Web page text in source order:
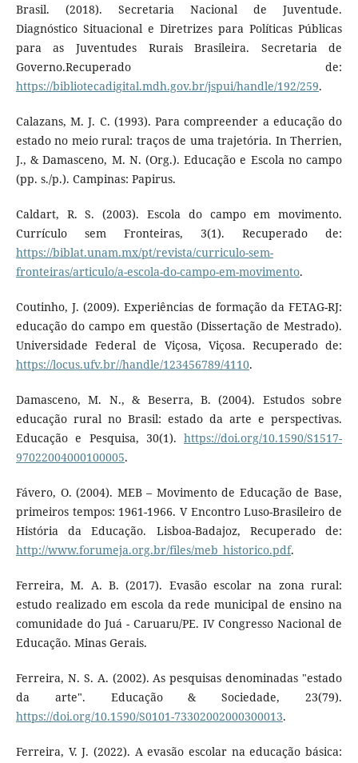
Brasil. (2018). Secretaria Nacional de Juventude.
Diagnóstico Situacional e Diretrizes para Políticas Públicas
para as Juventudes Rurais Brasileira. Secretaria de
Governo.Recuperado de:
https://bibliotecadigital.mdh.gov.br/jspui/handle/192/259.
Calazans, M. J. C. (1993). Para compreender a educação do
estado no meio rural: traços de uma trajetória. In Therrien,
J., & Damasceno, M. N. (Org.). Educação e Escola no campo
(pp. s./p.). Campinas: Papirus.
Caldart, R. S. (2003). Escola do campo em movimento.
Currículo sem Fronteiras, 3(1). Recuperado de:
https://biblat.unam.mx/pt/revista/curriculo-sem-
fronteiras/articulo/a-escola-do-campo-em-movimento.
Coutinho, J. (2009). Experiências de formação da FETAG-RJ:
educação do campo em questão (Dissertação de Mestrado).
Universidade Federal de Viçosa, Viçosa. Recuperado de:
https://locus.ufv.br//handle/123456789/4110.
Damasceno, M. N., & Beserra, B. (2004). Estudos sobre
educação rural no Brasil: estado da arte e perspectivas.
Educação e Pesquisa, 30(1).https://doi.org/10.1590/S1517-
97022004000100005.
Fávero, O. (2004). MEB – Movimento de Educação de Base,
primeiros tempos: 1961-1966. V Encontro Luso-Brasileiro de
História da Educação. Lisboa-Badajoz, Recuperado de:
http://www.forumeja.org.br/files/meb_historico.pdf.
Ferreira, M. A. B. (2017). Evasão escolar na zona rural:
estudo realizado em escola da rede municipal de ensino na
comunidade do Juá - Caruaru/PE. IV Congresso Nacional de
Educação. Minas Gerais.
Ferreira, N. S. A. (2002). As pesquisas denominadas "estado
da arte". Educação & Sociedade, 23(79).
https://doi.org/10.1590/S0101-73302002000300013.
Ferreira, V. J. (2022). A evasão escolar na educação básica: